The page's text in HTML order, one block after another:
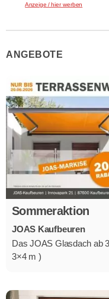
Anzeige / hier werben
ANGEBOTE
Sommeraktion
JOAS Kaufbeuren
Das JOAS Glasdach ab
3×4 m )